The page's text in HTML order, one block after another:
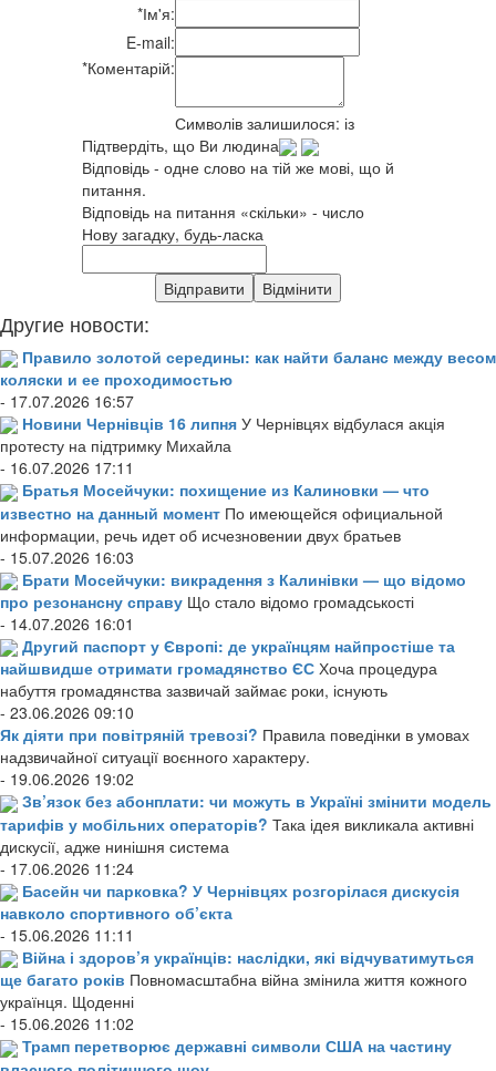
*Ім'я:
E-mail:
*Коментарій:
Символів залишилося: із
Підтвердіть, що Ви людина
Відповідь - одне слово на тій же мові, що й
питання.
Відповідь на питання «скільки» - число
Нову загадку, будь-ласка
Другие новости:
Правило золотой середины: как найти баланс между весом
коляски и ее проходимостью
- 17.07.2026 16:57
Новини Чернівців 16 липня У Чернівцях відбулася акція
протесту на підтримку Михайла
- 16.07.2026 17:11
Братья Мосейчуки: похищение из Калиновки — что
известно на данный момент По имеющейся официальной
информации, речь идет об исчезновении двух братьев
- 15.07.2026 16:03
Брати Мосейчуки: викрадення з Калинівки — що відомо
про резонансну справу Що стало відомо громадськості
- 14.07.2026 16:01
Другий паспорт у Європі: де українцям найпростіше та
найшвидше отримати громадянство ЄС Хоча процедура
набуття громадянства зазвичай займає роки, існують
- 23.06.2026 09:10
Як діяти при повітряній тревозі? Правила поведінки в умовах
надзвичайної ситуації воєнного характеру.
- 19.06.2026 19:02
Зв’язок без абонплати: чи можуть в Україні змінити модель
тарифів у мобільних операторів? Така ідея викликала активні
дискусії, адже нинішня система
- 17.06.2026 11:24
Басейн чи парковка? У Чернівцях розгорілася дискусія
навколо спортивного об’єкта
- 15.06.2026 11:11
Війна і здоров’я українців: наслідки, які відчуватимуться
ще багато років Повномасштабна війна змінила життя кожного
українця. Щоденні
- 15.06.2026 11:02
Трамп перетворює державні символи США на частину